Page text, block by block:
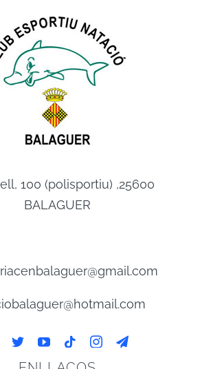
100 (polisportiu) ,25600
BALAGUER